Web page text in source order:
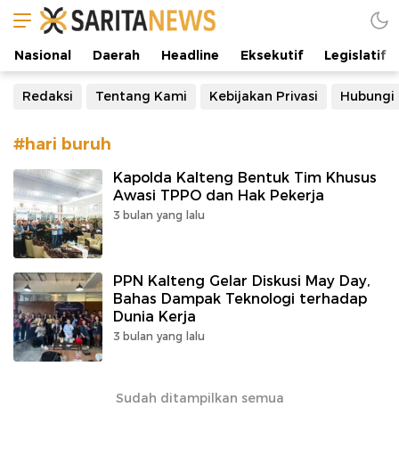
Manifestasi Arus Kebenaran
Nasional Daerah Headline Eksekutif Legislatif
Redaksi Tentang Kami Kebijakan Privasi Hubungi
#hari buruh
Kapolda Kalteng Bentuk Tim Khusus
Awasi TPPO dan Hak Pekerja
3 bulan yang lalu
PPN Kalteng Gelar Diskusi May Day,
Bahas Dampak Teknologi terhadap
Dunia Kerja
3 bulan yang lalu
Sudah ditampilkan semua